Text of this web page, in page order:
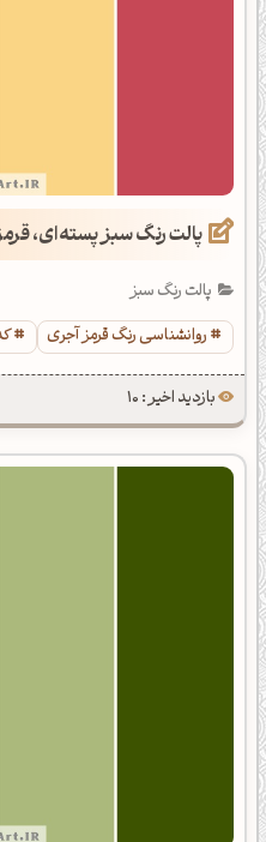
پالت رنگ سبز پسته‌ای، قرمز
پالت رنگ سبز
روانشناسی رنگ قرمز آجری
بازدید اخیر : 10